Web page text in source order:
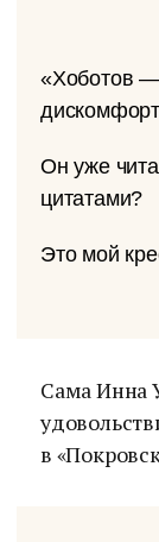
«Хоботов —
Он уже
цитатами?
Это мой
Сама Инна
в